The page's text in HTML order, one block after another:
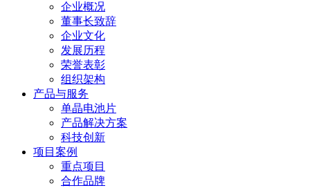
企业概况
董事长致辞
企业文化
发展历程
荣誉表彰
组织架构
产品与服务
单晶电池片
产品解决方案
科技创新
项目案例
重点项目
合作品牌